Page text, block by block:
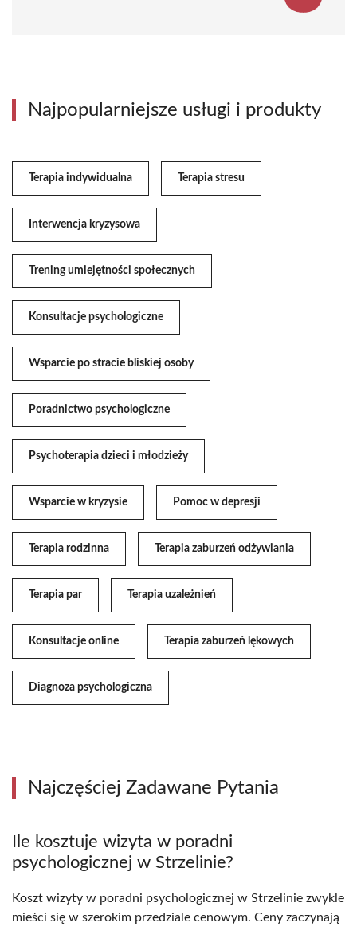
Najpopularniejsze usługi i produkty
Terapia indywidualna Terapia stresu
Interwencja kryzysowa
Trening umiejętności społecznych
Konsultacje psychologiczne
Wsparcie po stracie bliskiej osoby
Poradnictwo psychologiczne
Psychoterapia dzieci i młodzieży
Wsparcie w kryzysie Pomoc w depresji
Terapia rodzinna Terapia zaburzeń odżywiania
Terapia par Terapia uzależnień
Konsultacje online Terapia zaburzeń lękowych
Diagnoza psychologiczna
Najczęściej Zadawane Pytania
Ile kosztuje wizyta w poradni
psychologicznej w Strzelinie?
Koszt wizyty w poradni psychologicznej w Strzelinie zwykle
mieści się w szerokim przedziale cenowym. Ceny zaczynają